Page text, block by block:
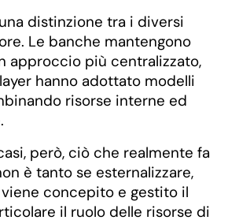
distinzione tra i diversi
Le banche mantengono
approccio più centralizzato,
hanno adottato modelli
risorse interne ed
però, ciò che realmente fa
è tanto se esternalizzare,
concepito e gestito il
il ruolo delle risorse di